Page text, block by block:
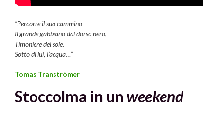
“Percorre il suo cammino
Il grande gabbiano dal dorso nero,
Timoniere del sole.
Sotto di lui, l’acqua…”
Tomas Tranströmer
Stoccolma in un weekend